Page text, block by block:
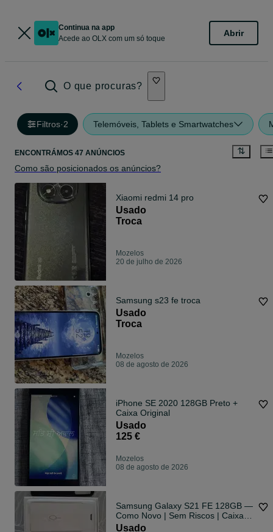
Continua na app
Acede ao OLX com um só toque
Abrir
O que procuras?
Filtros·2 Telemóveis, Tablets e Smartwatches
ENCONTRÁMOS 47 ANÚNCIOS
Como são posicionados os anúncios?
Xiaomi redmi 14 pro
Usado
Troca
Mozelos
20 de julho de 2026
Samsung s23 fe troca
Usado
Troca
Mozelos
08 de agosto de 2026
iPhone SE 2020 128GB Preto +
Caixa Original
Usado
125 €
Mozelos
08 de agosto de 2026
Samsung Galaxy S21 FE 128GB —
Como Novo | Sem Riscos | Caixa +
Capa Oferta
Usado